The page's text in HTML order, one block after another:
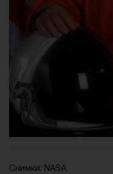
Снимки: NASA